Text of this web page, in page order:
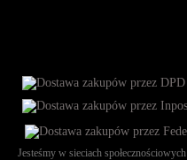
Jesteśmy w sieciach społecznościowych